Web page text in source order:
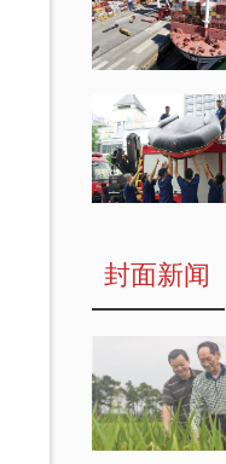
封面新闻